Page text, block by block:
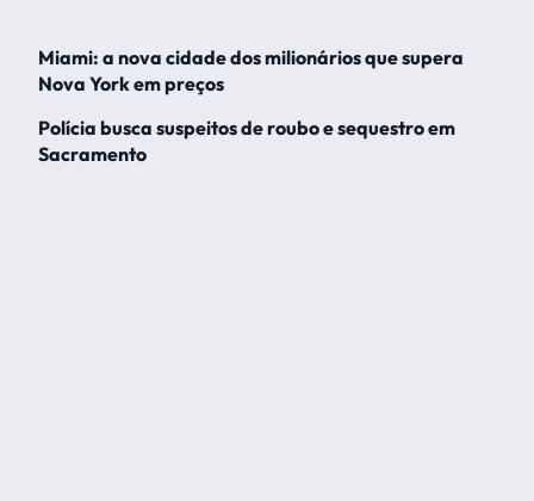
Miami: a nova cidade dos milionários que supera
Nova York em preços
Polícia busca suspeitos de roubo e sequestro em
Sacramento